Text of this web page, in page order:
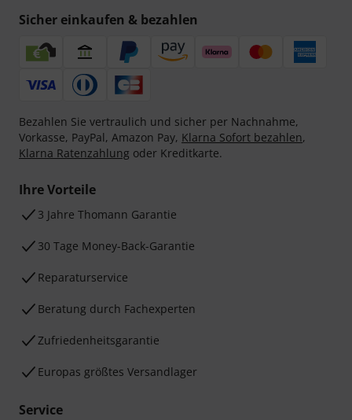
Sicher einkaufen & bezahlen
Bezahlen Sie vertraulich und sicher per Nachnahme,
Vorkasse, PayPal, Amazon Pay, Klarna Sofort bezahlen,
Klarna Ratenzahlung oder Kreditkarte.
Ihre Vorteile
3 Jahre Thomann Garantie
30 Tage Money-Back-Garantie
Reparaturservice
Beratung durch Fachexperten
Zufriedenheitsgarantie
Europas größtes Versandlager
Service